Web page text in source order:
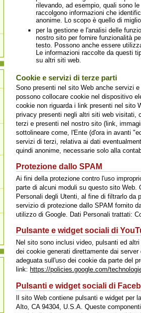
rilevando, ad esempio, quali sono
raccolgono informazioni che
anonime. Lo scopo è quello di
per la gestione e l'analisi delle
nostro sito per fornire funzionalità
testo. Possono anche essere
Le informazioni raccolte da questi
su altri siti web.
Cookie e servizi di terze parti
Sono presenti nel sito Web anche servizi
possono collocare cookie nel dispositivo
cookie non riguarda i link presenti nel sito
privacy presenti negli altri siti web visitati,
terzi e presenti nel nostro sito (link,
sottolineare come, l'Ente (d'ora in avanti
servizi di terzi, relativa ai dati
quindi anonime, necessarie solo alla
Protezione dallo SPAM
Ai fini della protezione contro l'uso
parte di alcuni moduli su questo sito
Personali degli Utenti, al fine di filtrarlo da
servizio di protezione dallo SPAM fornito
utilizzo di Google. Dati Personali trattati:
Pulsante e widget sociali di
Nel sito sono inclusi video, pulsanti ed
dei cookie generati direttamente dai
adeguata sull'uso dei cookie da parte del
link: https://policies.google.com/
Pulsanti e widget sociali di
Il sito Web contiene pulsanti e widget per
Alto, CA 94304, U.S.A. Queste